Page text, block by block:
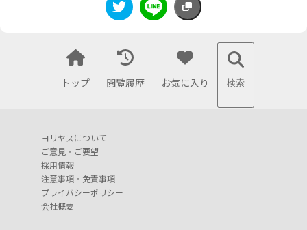
トップ 閲覧履歴 お気に入り 検索
ヨリヤスについて
ご意見・ご要望
採用情報
注意事項・免責事項
プライバシーポリシー
会社概要